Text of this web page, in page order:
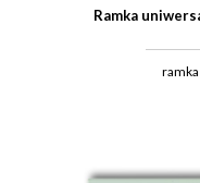
Ramka